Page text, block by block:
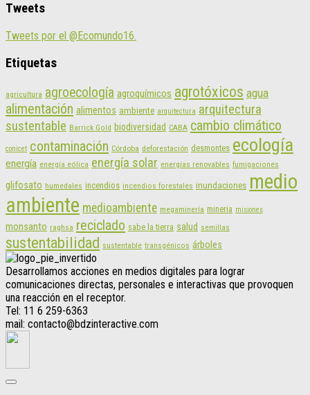
Tweets
Tweets por el @Ecomundo16.
Etiquetas
agricultura agroecología agroquímicos agrotóxicos agua
alimentación alimentos ambiente arquitectura arquitectura
sustentable Barrick Gold biodiversidad CABA cambio climático
conicet contaminación Córdoba deforestación desmontes ecología
energía energía eólica energía solar energías renovables fumigaciones
glifosato humedales incendios incendios forestales inundaciones medio
ambiente medioambiente megaminería mineria misiones
monsanto raghsa reciclado sabe la tierra salud semillas
sustentabilidad sustentable transgénicos árboles
Desarrollamos acciones en medios digitales para lograr
comunicaciones directas, personales e interactivas que provoquen
una reacción en el receptor.
Tel: 11 6 259-6363
mail: contacto@bdzinteractive.com